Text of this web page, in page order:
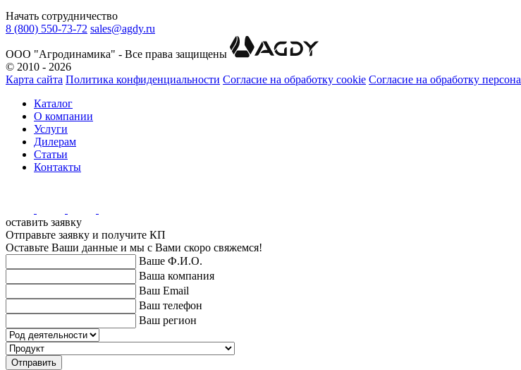
Начать сотрудничество
8 (800) 550-73-72 sales@agdy.ru
OOO "Агродинамика" - Все права защищены
© 2010 - 2026
Карта сайта Политика конфиденциальности Согласие на обработку cookie Согласие на обработку
Каталог
О компании
Услуги
Дилерам
Статьи
Контакты
оставить заявку
Отправьте заявку и получите КП
Оставьте Ваши данные и мы с Вами скоро свяжемся!
Ваше Ф.И.О.
Ваша компания
Ваш Email
Ваш телефон
Ваш регион
Отправить